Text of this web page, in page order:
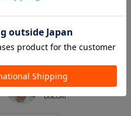
2025.02.21
ｴ .
Discoat 和歌山
DISCOAT